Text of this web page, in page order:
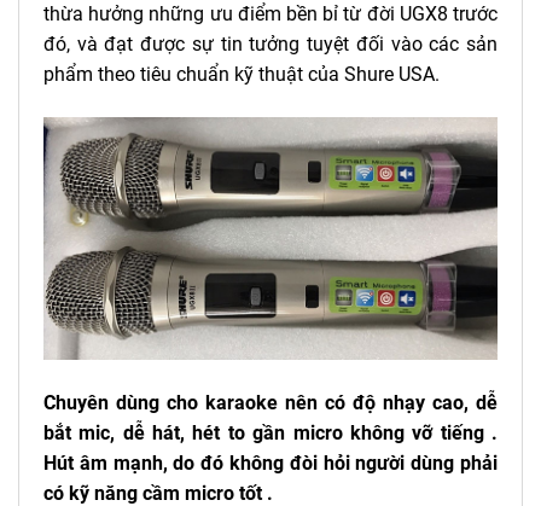
thừa hưởng những ưu điểm bền bỉ từ đời UGX8 trước
đó, và đạt được sự tin tưởng tuyệt đối vào các sản
phẩm theo tiêu chuẩn kỹ thuật của Shure USA.
Chuyên dùng cho karaoke nên có độ nhạy cao, dễ
bắt mic, dễ hát, hét to gần micro không vỡ tiếng .
Hút âm mạnh, do đó không đòi hỏi người dùng phải
có kỹ năng cầm micro tốt .